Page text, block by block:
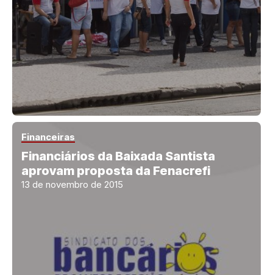
Financeiras
Financiários da Baixada Santista
aprovam proposta da Fenacrefi
13 de novembro de 2015